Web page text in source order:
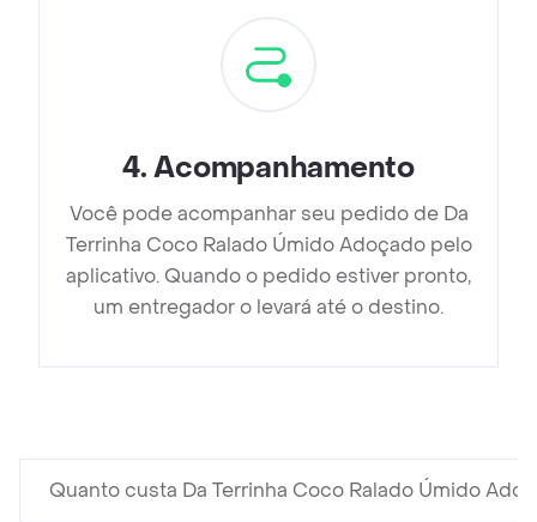
4.Acompanhamento
Você pode acompanhar seu pedido de Da
Terrinha Coco Ralado Úmido Adoçado pelo
aplicativo. Quando o pedido estiver pronto,
um entregador o levará até o destino.
Quanto custa Da Terrinha Coco Ralado Úmido